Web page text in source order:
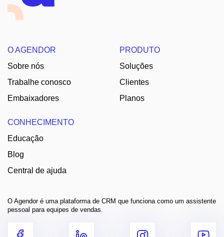
O AGENDOR
Sobre nós
Trabalhe conosco
Embaixadores
PRODUTO
Soluções
Clientes
Planos
CONHECIMENTO
Educação
Blog
Central de ajuda
O Agendor é uma plataforma de CRM que funciona como um assistente
pessoal para equipes de vendas.